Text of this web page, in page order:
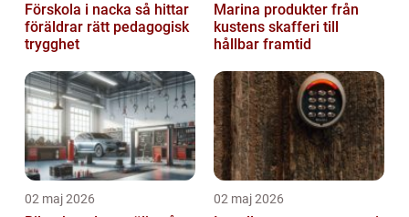
Förskola i nacka så hittar
föräldrar rätt pedagogisk
trygghet
Marina produkter från
kustens skafferi till
hållbar framtid
02 maj 2026 02 maj 2026